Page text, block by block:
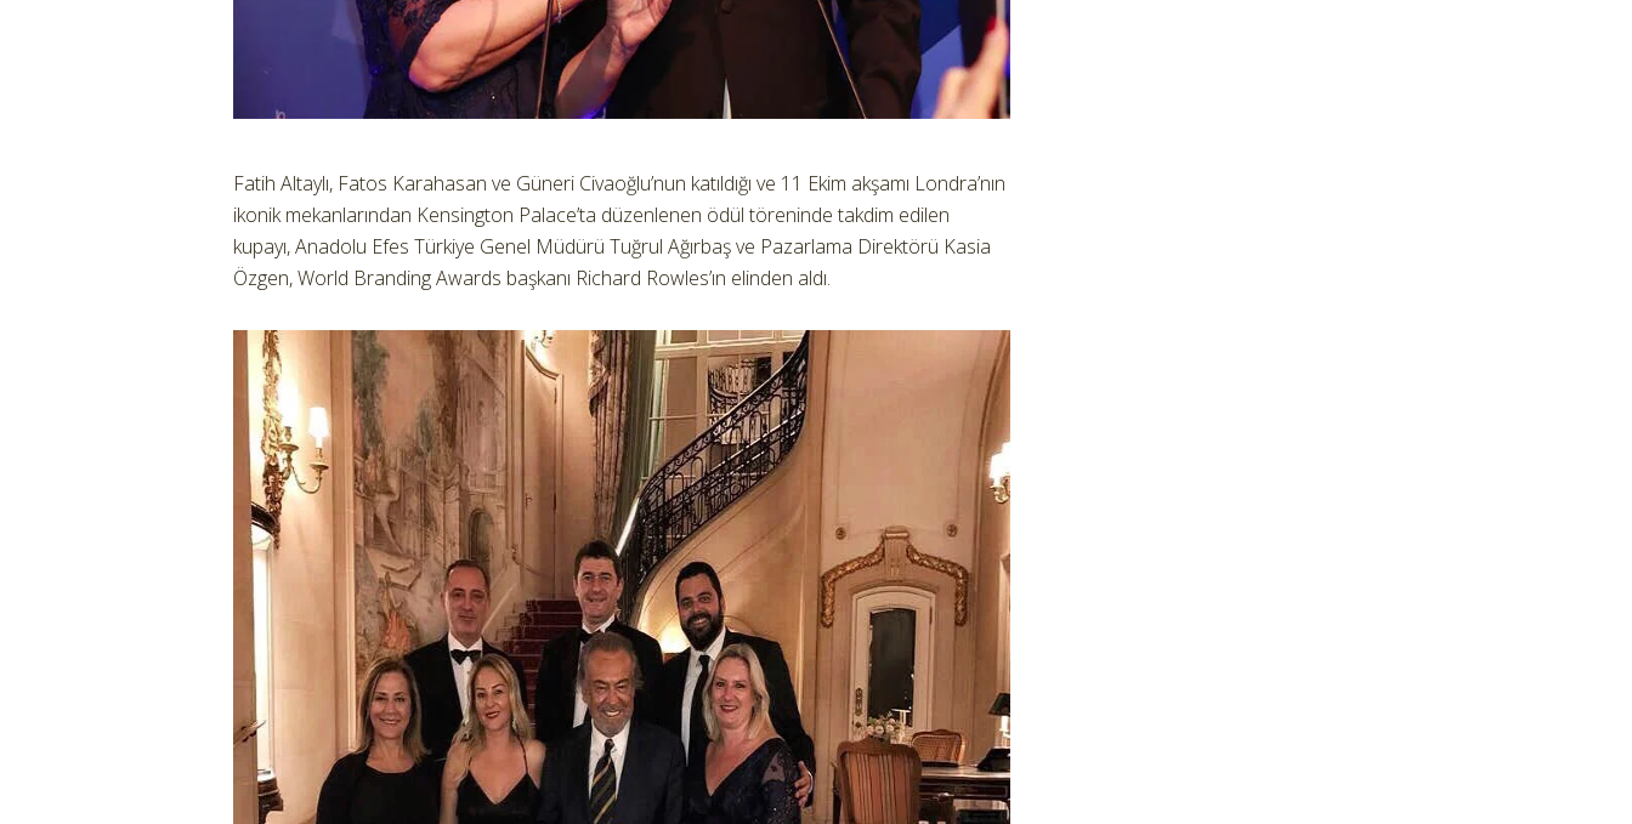
Fatih Altaylı, Fatos Karahasan ve Güneri Civaoğlu’nun katıldığı ve 11 Ekim akşamı Londra’nın
ikonik mekanlarından Kensington Palace’ta düzenlenen ödül töreninde takdim edilen
kupayı, Anadolu Efes Türkiye Genel Müdürü Tuğrul Ağırbaş ve Pazarlama Direktörü Kasia
Özgen, World Branding Awards başkanı Richard Rowles’ın elinden aldı.